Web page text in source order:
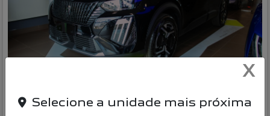
X
Selecione a unidade mais próxima